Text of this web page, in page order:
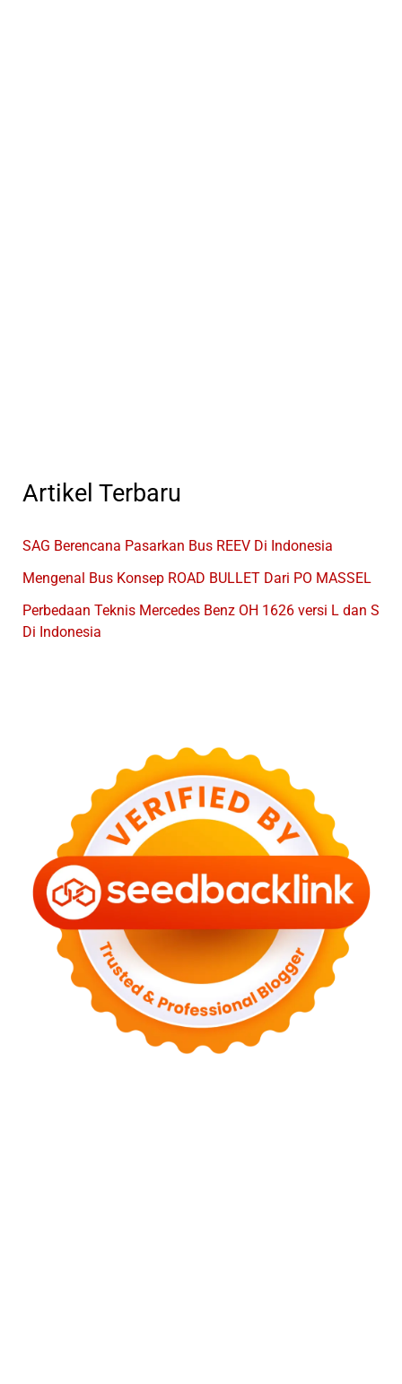
Artikel Terbaru
SAG Berencana Pasarkan Bus REEV Di Indonesia
Mengenal Bus Konsep ROAD BULLET Dari PO MASSEL
Perbedaan Teknis Mercedes Benz OH 1626 versi L dan S
Di Indonesia